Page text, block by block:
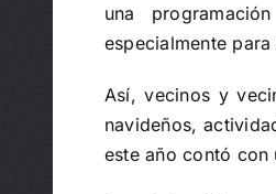
una
especialmente
Así, vecinos y
navideños,
este año contó